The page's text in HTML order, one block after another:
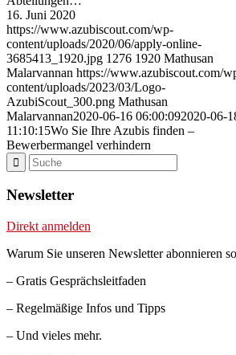
16. Juni 2020
https://www.azubiscout.com/wp-
content/uploads/2020/06/apply-online-
3685413_1920.jpg 1276 1920 Mathusan
Malarvannan https://www.azubiscout.com/
content/uploads/2023/03/Logo-
AzubiScout_300.png Mathusan
Malarvannan2020-06-16 06:00:092020-06-
11:10:15Wo Sie Ihre Azubis finden –
Bewerbermangel verhindern
Newsletter
Direkt anmelden
Warum Sie unseren Newsletter abonnieren
– Gratis Gesprächsleitfaden
– Regelmäßige Infos und Tipps
– Und vieles mehr.